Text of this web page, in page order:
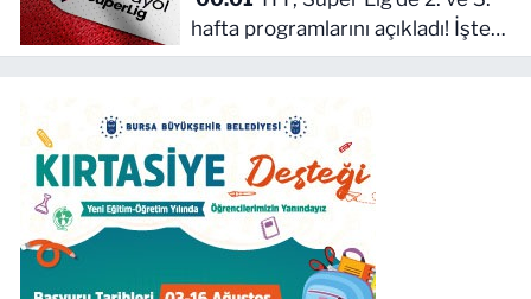
hafta programlarını açıkladı! İşte
maçların başlama saati